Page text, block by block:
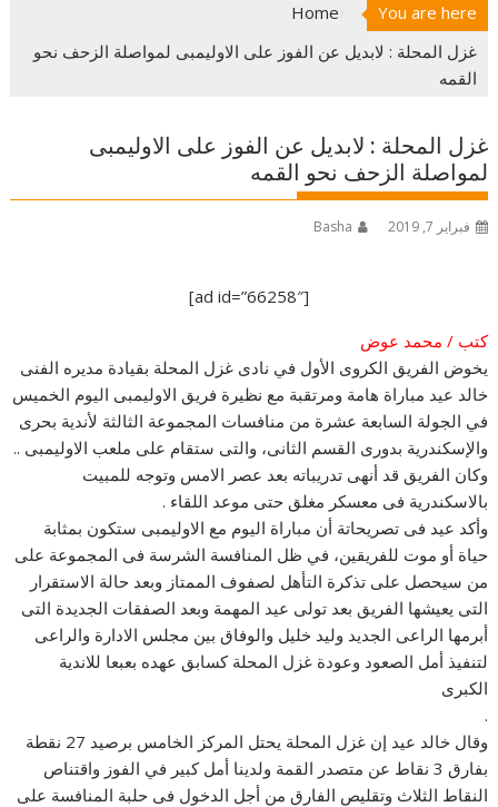
You are here
Home
غزل المحلة : لابديل عن الفوز على الاوليمبى لمواصلة الزحف نحو
القمه
غزل المحلة : لابديل عن الفوز على الاوليمبى
لمواصلة الزحف نحو القمه
فبراير 7, 2019 Basha
[ad id=”66258″]
كتب / محمد عوض
يخوض الفريق الكروى الأول في نادى غزل المحلة بقيادة مديره الفنى
خالد عيد مباراة هامة ومرتقبة مع نظيرة فريق الاوليمبى اليوم الخميس
في الجولة السابعة عشرة من منافسات المجموعة الثالثة لأندية بحرى
والإسكندرية بدورى القسم الثانى، والتى ستقام على ملعب الاوليمبى ..
وكان الفريق قد أنهى تدريباته بعد عصر الامس وتوجه للمبيت
بالاسكندرية فى معسكر مغلق حتى موعد اللقاء .
وأكد عيد فى تصريحاتة أن مباراة اليوم مع الاوليمبى ستكون بمثابة
حياة أو موت للفريقين، في ظل المنافسة الشرسة فى المجموعة على
من سيحصل على تذكرة التأهل لصفوف الممتاز وبعد حالة الاستقرار
التى يعيشها الفريق بعد تولى عيد المهمة وبعد الصفقات الجديدة التى
أبرمها الراعى الجديد وليد خليل والوفاق بين مجلس الادارة والراعى
لتنفيذ أمل الصعود وعودة غزل المحلة كسابق عهده بعبعا للاندية
الكبرى
.
وقال خالد عيد إن غزل المحلة يحتل المركز الخامس برصيد 27 نقطة
بفارق 3 نقاط عن متصدر القمة ولدينا أمل كبير في الفوز واقتناص
النقاط الثلاث وتقليص الفارق من أجل الدخول فى حلبة المنافسة على